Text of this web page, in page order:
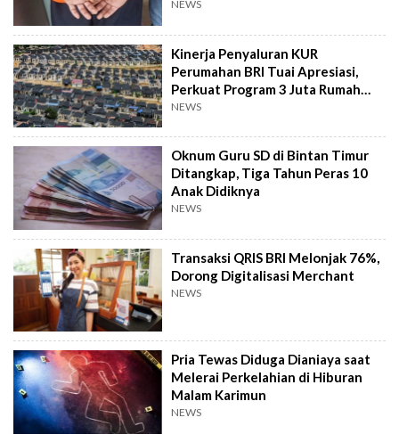
NEWS
Kinerja Penyaluran KUR
Perumahan BRI Tuai Apresiasi,
Perkuat Program 3 Juta Rumah
Pemerintah
NEWS
Oknum Guru SD di Bintan Timur
Ditangkap, Tiga Tahun Peras 10
Anak Didiknya
NEWS
Transaksi QRIS BRI Melonjak 76%,
Dorong Digitalisasi Merchant
NEWS
Pria Tewas Diduga Dianiaya saat
Melerai Perkelahian di Hiburan
Malam Karimun
NEWS